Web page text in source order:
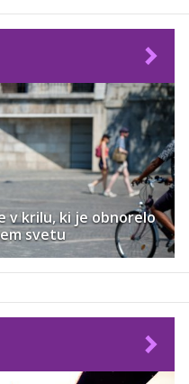
v krilu, ki je obnorelo
svetu